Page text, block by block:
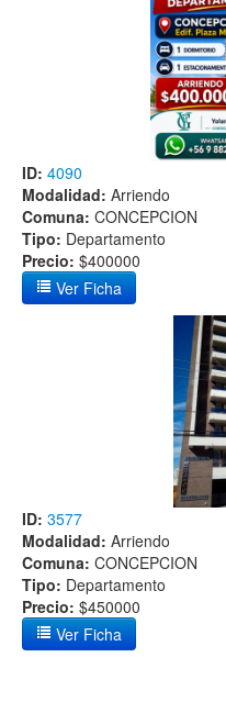
ID: 4090
Modalidad: Arriendo
Comuna: CONCEPCION
Tipo: Departamento
Precio: $400000
Ver Ficha
ID: 3577
Modalidad: Arriendo
Comuna: CONCEPCION
Tipo: Departamento
Precio: $450000
Ver Ficha